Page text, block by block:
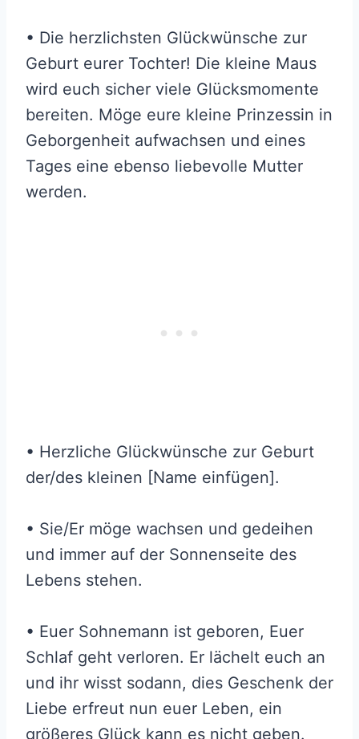
• Die herzlichsten Glückwünsche zur
Geburt eurer Tochter! Die kleine Maus
wird euch sicher viele Glücksmomente
bereiten. Möge eure kleine Prinzessin in
Geborgenheit aufwachsen und eines
Tages eine ebenso liebevolle Mutter
werden.
• Herzliche Glückwünsche zur Geburt
der/des kleinen [Name einfügen].
• Sie/Er möge wachsen und gedeihen
und immer auf der Sonnenseite des
Lebens stehen.
• Euer Sohnemann ist geboren, Euer
Schlaf geht verloren. Er lächelt euch an
und ihr wisst sodann, dies Geschenk der
Liebe erfreut nun euer Leben, ein
größeres Glück kann es nicht geben.